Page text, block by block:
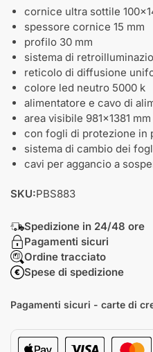
cornice ultra sottile
spessore cornice 15 mm
profilo 30 mm
sistema di
reticolo di diffusione
colore led neutro 5000 k
alimentatore e cavo di
area visibile 981x1381 mm
con fogli di protezione in
sistema di cambio dei
cavi per aggancio a
SKU:PBS883
Spedizione in 24/48 ore
Pagamenti sicuri
Ordine tracciato
Spese di spedizione
Pagamenti sicuri - carte di